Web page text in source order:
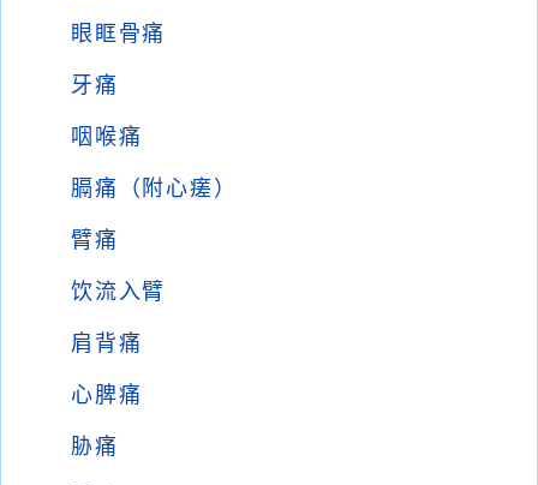
眼眶骨痛
牙痛
咽喉痛
膈痛（附心瘥）
臂痛
饮流入臂
肩背痛
心脾痛
胁痛